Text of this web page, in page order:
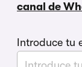
canal de
Introduce tu